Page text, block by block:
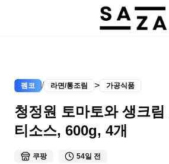
펨코 / 라면/통조림 > 가공식품
청정원 토마토와 생크림
티소스, 600g, 4개
쿠팡 54일 전